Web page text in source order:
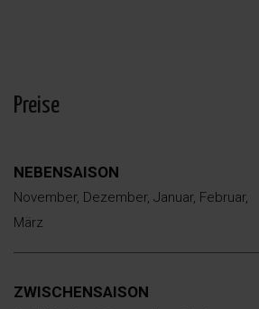
Preise
NEBENSAISON
November, Dezember, Januar, Februar,
März
ZWISCHENSAISON